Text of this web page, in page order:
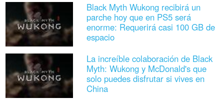
Black Myth Wukong recibirá un
parche hoy que en PS5 será
enorme: Requerirá casi 100 GB de
espacio
La increíble colaboración de Black
Myth: Wukong y McDonald's que
solo puedes disfrutar si vives en
China